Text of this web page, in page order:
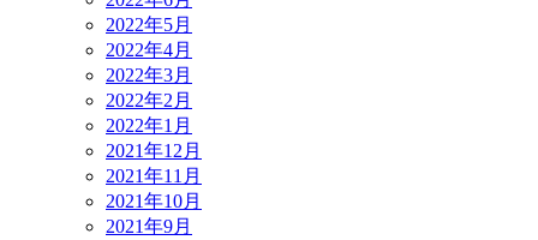
2022年5月
2022年4月
2022年3月
2022年2月
2022年1月
2021年12月
2021年11月
2021年10月
2021年9月